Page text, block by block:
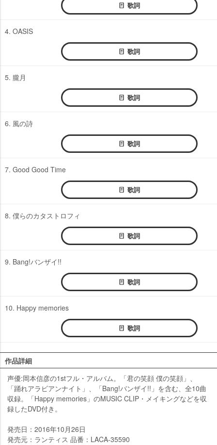
歌詞
4. OASIS
歌詞
5. 朧月
歌詞
6. 風の詩
歌詞
7. Good Good Time
歌詞
8. 僕らのカタストロフィ
歌詞
9. Bang!バンザイ!!
歌詞
10. Happy memories
歌詞
作品詳細
声優:岡本信彦の1stフル・アルバム。「君の笑顔 僕の笑顔」、
「踊れアラビアンナイト」、「Bang!バンザイ!!」を含む、全10曲
収録。「Happy memories」のMUSIC CLIP・メイキングなどを収
録したDVD付き。
発売日：2016年10月26日
発売元：ランティス 品番：LACA-35590